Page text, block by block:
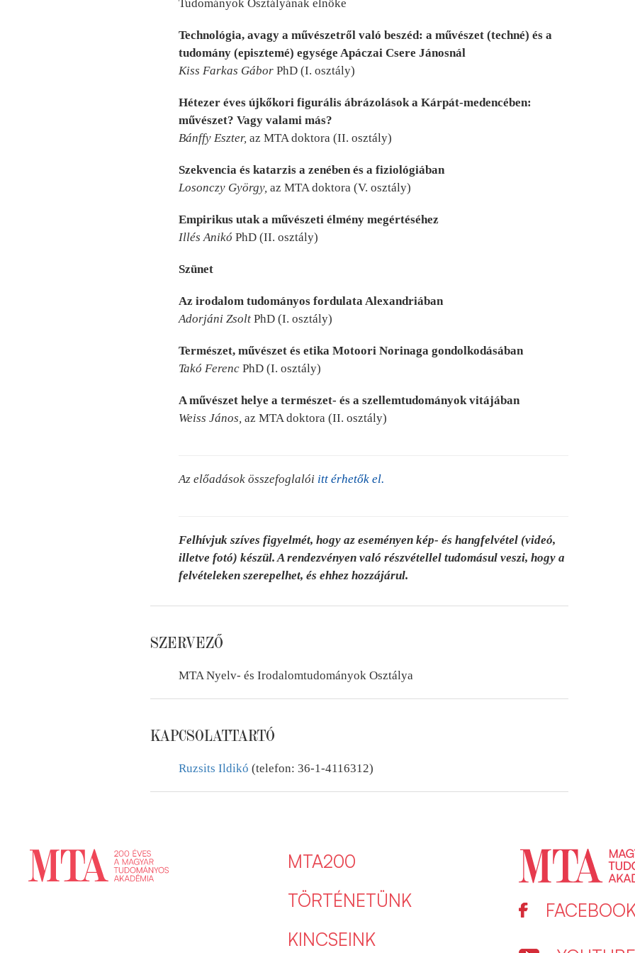
Tudományok Osztályának elnöke
Technológia, avagy a művészetről való beszéd: a művészet (techné) és a
tudomány (episztemé) egysége Apáczai Csere Jánosnál
Kiss Farkas Gábor PhD (I. osztály)
Hétezer éves újkőkori figurális ábrázolások a Kárpát-medencében:
művészet? Vagy valami más?
Bánffy Eszter, az MTA doktora (II. osztály)
Szekvencia és katarzis a zenében és a fiziológiában
Losonczy György, az MTA doktora (V. osztály)
Empirikus utak a művészeti élmény megértéséhez
Illés Anikó PhD (II. osztály)
Szünet
Az irodalom tudományos fordulata Alexandriában
Adorjáni Zsolt PhD (I. osztály)
Természet, művészet és etika Motoori Norinaga gondolkodásában
Takó Ferenc PhD (I. osztály)
A művészet helye a természet- és a szellemtudományok vitájában
Weiss János, az MTA doktora (II. osztály)
Az előadások összefoglalói itt érhetők el.
Felhívjuk szíves figyelmét, hogy az eseményen kép- és hangfelvétel (videó,
illetve fotó) készül. A rendezvényen való részvétellel tudomásul veszi, hogy a
felvételeken szerepelhet, és ehhez hozzájárul.
SZERVEZŐ
MTA Nyelv- és Irodalomtudományok Osztálya
KAPCSOLATTARTÓ
Ruzsits Ildikó (telefon: 36-1-4116312)
MTA200
TÖRTÉNETÜNK
KINCSEINK